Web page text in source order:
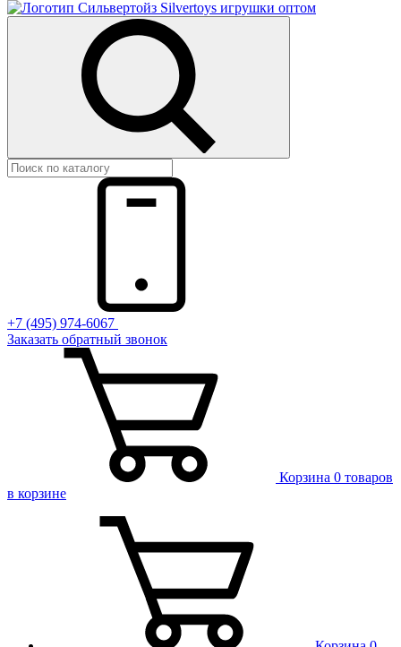
+7 (495) 974-6067
Заказать обратный звонок
Корзина 0 товаров
в корзине